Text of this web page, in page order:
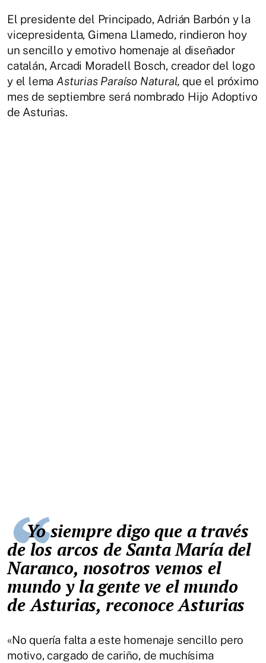
El presidente del Principado, Adrián Barbón y la
vicepresidenta, Gimena Llamedo, rindieron hoy
un sencillo y emotivo homenaje al diseñador
catalán, Arcadi Moradell Bosch, creador del logo
y el lemaAsturias Paraíso Natural, que el próximo
mes de septiembre será nombrado Hijo Adoptivo
de Asturias.
Yo siempre digo que a través
de los arcos de Santa María del
Naranco, nosotros vemos el
mundo y la gente ve el mundo
de Asturias, reconoce Asturias
«No quería falta a este homenaje sencillo pero
motivo, cargado de cariño, de muchísima